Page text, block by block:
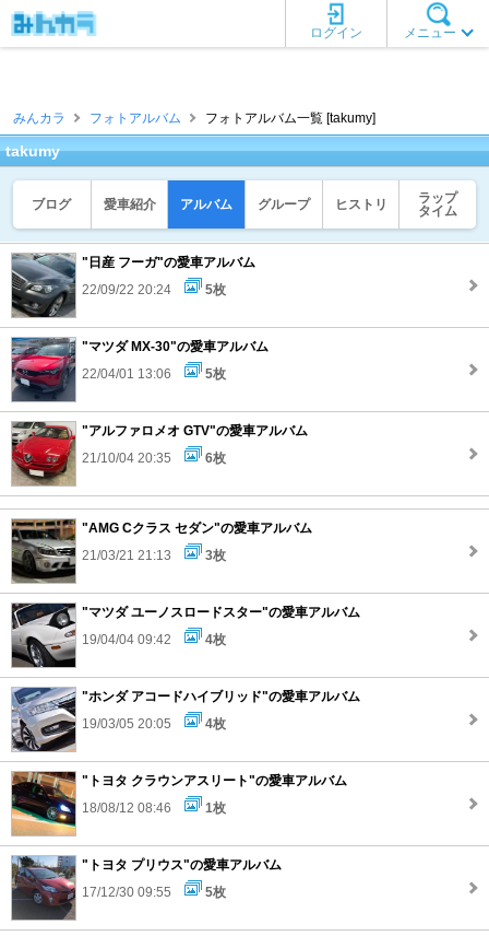
メニュー
ログイン
みんカラ フォトアルバム フォトアルバム一覧 [takumy]
takumy
ブログ 愛車紹介 アルバム グループ ヒストリ
ラップ
タイム
"日産 フーガ"の愛車アルバム
22/09/22 20:24
5枚
"マツダ MX-30"の愛車アルバム
22/04/01 13:06
5枚
"アルファロメオ GTV"の愛車アルバム
21/10/04 20:35
6枚
"AMG Cクラス セダン"の愛車アルバム
21/03/21 21:13
3枚
"マツダ ユーノスロードスター"の愛車アルバム
19/04/04 09:42
4枚
"ホンダ アコードハイブリッド"の愛車アルバム
19/03/05 20:05
4枚
"トヨタ クラウンアスリート"の愛車アルバム
18/08/12 08:46
1枚
"トヨタ プリウス"の愛車アルバム
17/12/30 09:55
5枚